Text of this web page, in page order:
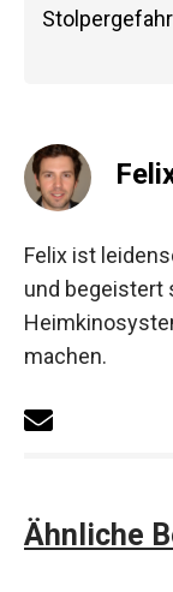
Felix ist
und begeistert
machen.
Ähnliche